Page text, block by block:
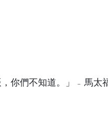
你們不知道。」 - 馬太